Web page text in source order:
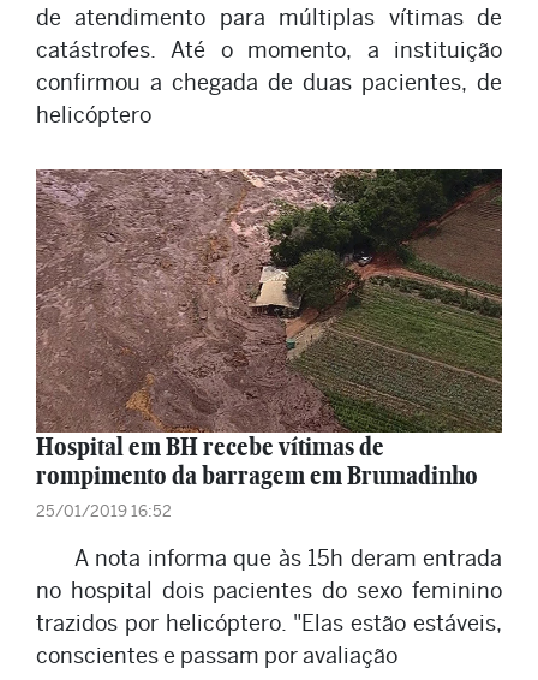
de atendimento para múltiplas vítimas de
catástrofes. Até o momento, a instituição
confirmou a chegada de duas pacientes, de
helicóptero
Hospital em BH recebe vítimas de
rompimento da barragem em Brumadinho
25/01/2019 16:52
A nota informa que às 15h deram entrada
no hospital dois pacientes do sexo feminino
trazidos por helicóptero. "Elas estão estáveis,
conscientes e passam por avaliação